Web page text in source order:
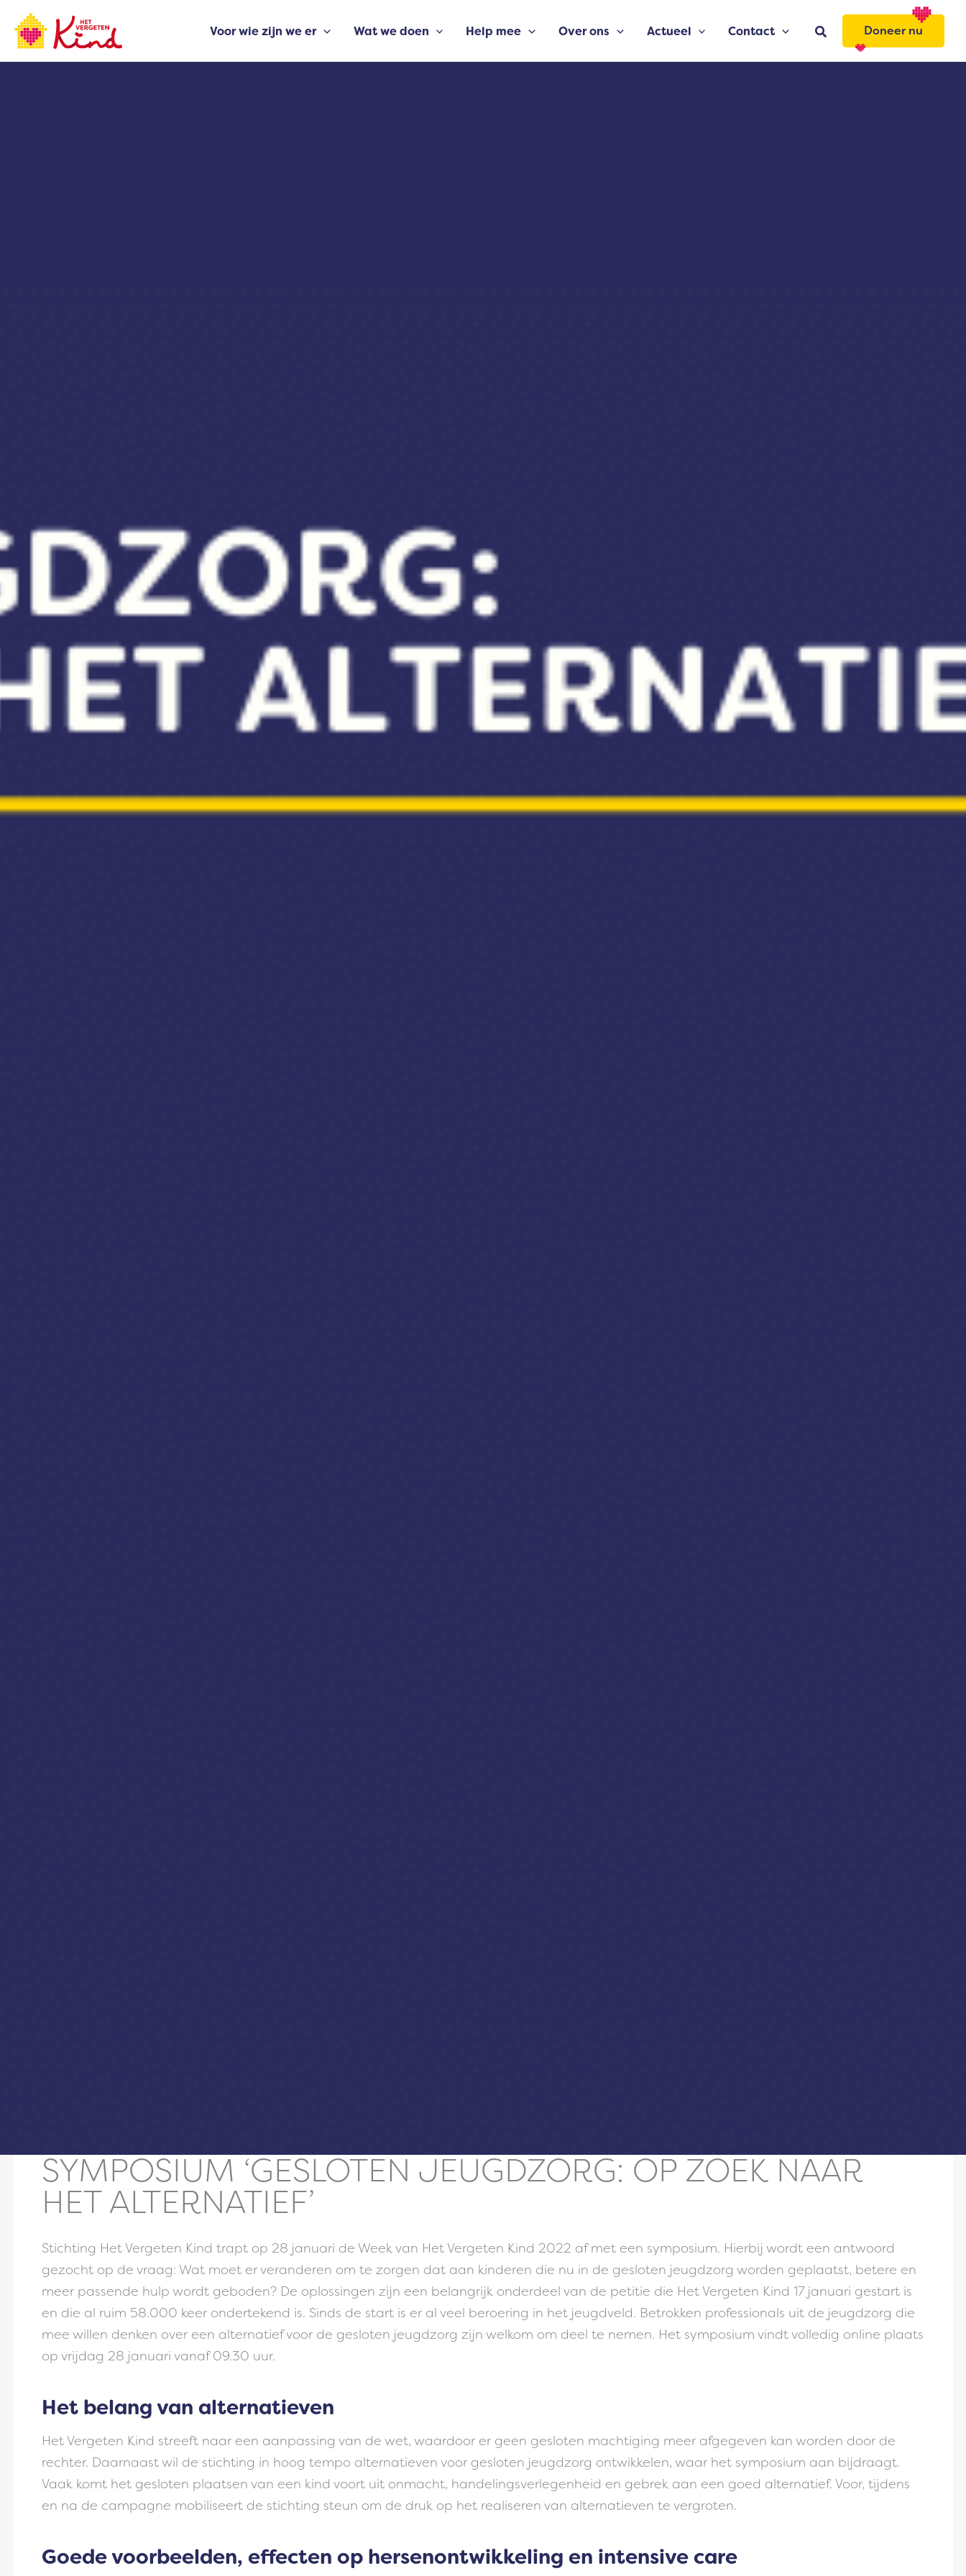
naar
Voor wie zijn we er Wat we doen Help mee Over ons Actueel Contact Zoeken Doneer nu
SYMPOSIUM ‘GESLOTEN JEUGDZORG: OP ZOEK NAAR
HET ALTERNATIEF’
Stichting Het Vergeten Kind trapt op 28 januari de Week van Het Vergeten Kind 2022 af met een symposium. Hierbij wordt een antwoord
gezocht op de vraag: Wat moet er veranderen om te zorgen dat aan kinderen die nu in de gesloten jeugdzorg worden geplaatst, betere en
meer passende hulp wordt geboden? De oplossingen zijn een belangrijk onderdeel van de petitie die Het Vergeten Kind 17 januari gestart is
en die al ruim 58.000 keer ondertekend is. Sinds de start is er al veel beroering in het jeugdveld. Betrokken professionals uit de jeugdzorg die
mee willen denken over een alternatief voor de gesloten jeugdzorg zijn welkom om deel te nemen. Het symposium vindt volledig online plaats
op vrijdag 28 januari vanaf 09.30 uur.
Het belang van alternatieven
Het Vergeten Kind streeft naar een aanpassing van de wet, waardoor er geen gesloten machtiging meer afgegeven kan worden door de
rechter. Daarnaast wil de stichting in hoog tempo alternatieven voor gesloten jeugdzorg ontwikkelen, waar het symposium aan bijdraagt.
Vaak komt het gesloten plaatsen van een kind voort uit onmacht, handelingsverlegenheid en gebrek aan een goed alternatief. Voor, tijdens
en na de campagne mobiliseert de stichting steun om de druk op het realiseren van alternatieven te vergroten.
Goede voorbeelden, effecten op hersenontwikkeling en intensive care